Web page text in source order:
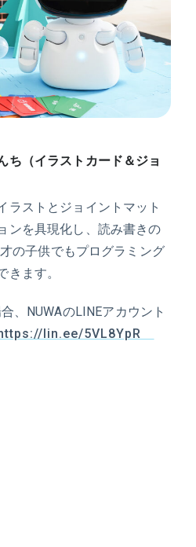
ち（イラストカード＆ジョ
ラストとジョイントマット
ンを具現化し、読み書きの
の子供でもプログラミング
きます。
、NUWAのLINEアカウント
lin.ee/5VL8YpR